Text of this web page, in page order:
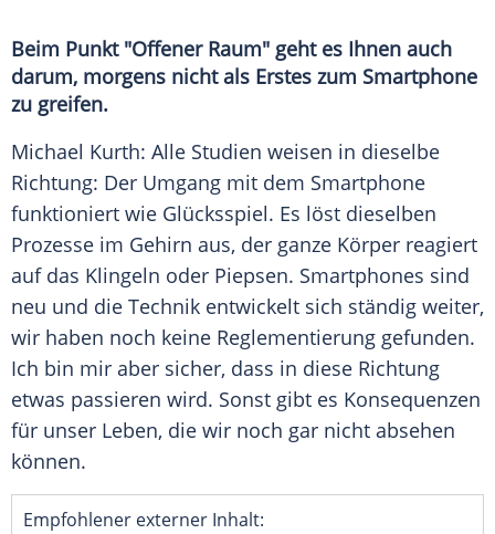
Beim Punkt "Offener Raum" geht es Ihnen auch
darum, morgens nicht als Erstes zum Smartphone
zu greifen.
Michael Kurth: Alle Studien weisen in dieselbe
Richtung: Der Umgang mit dem Smartphone
funktioniert wie Glücksspiel. Es löst dieselben
Prozesse im Gehirn aus, der ganze Körper reagiert
auf das Klingeln oder Piepsen. Smartphones sind
neu und die Technik entwickelt sich ständig weiter,
wir haben noch keine Reglementierung gefunden.
Ich bin mir aber sicher, dass in diese Richtung
etwas passieren wird. Sonst gibt es Konsequenzen
für unser Leben, die wir noch gar nicht absehen
können.
Empfohlener externer Inhalt: